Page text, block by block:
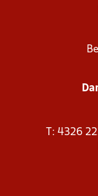
T: 4326